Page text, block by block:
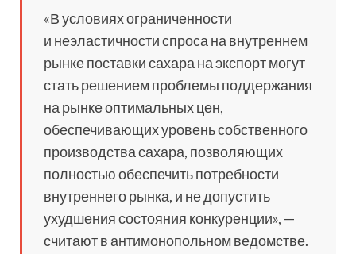
«В условиях ограниченности
и неэластичности спроса на внутреннем
рынке поставки сахара на экспорт могут
стать решением проблемы поддержания
на рынке оптимальных цен,
обеспечивающих уровень собственного
производства сахара, позволяющих
полностью обеспечить потребности
внутреннего рынка, и не допустить
ухудшения состояния конкуренции», —
считают в антимонопольном ведомстве.